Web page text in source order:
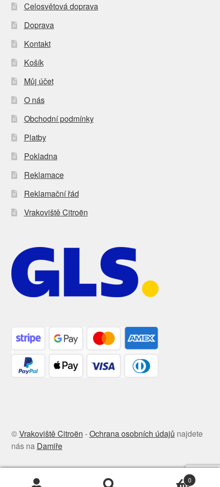
Celosvětová doprava
Doprava
Kontakt
Košík
Můj účet
O nás
Obchodní podmínky
Platby
Pokladna
Reklamace
Reklamační řád
Vrakoviště Citroën
©Vrakoviště Citroën -Ochrana osobních údajů najdete
nás na Damiře
0